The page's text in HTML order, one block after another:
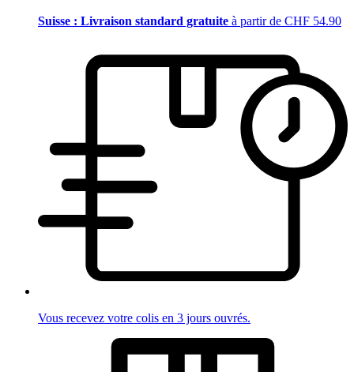
Suisse : Livraison standard gratuite à partir de CHF 54.90
Vous recevez votre colis en 3 jours ouvrés.